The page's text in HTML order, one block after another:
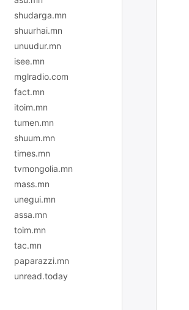
shudarga.mn
shuurhai.mn
unuudur.mn
isee.mn
mglradio.com
fact.mn
itoim.mn
tumen.mn
shuum.mn
times.mn
tvmongolia.mn
mass.mn
unegui.mn
assa.mn
toim.mn
tac.mn
paparazzi.mn
unread.today